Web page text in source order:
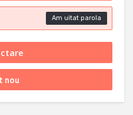
Am uitat parola